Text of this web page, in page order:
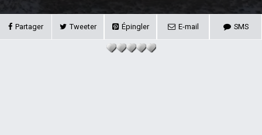
Partager Tweeter Épingler E-mail SMS